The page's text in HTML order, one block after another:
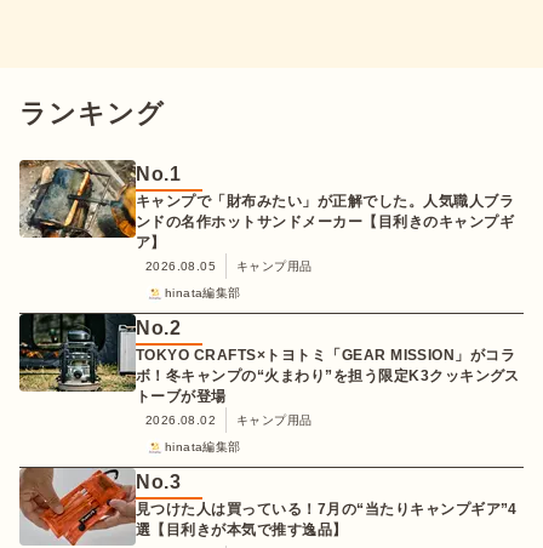
ランキング
No.1
キャンプで「財布みたい」が正解でした。人気職人ブラ
ンドの名作ホットサンドメーカー【目利きのキャンプギ
ア】
2026.08.05
キャンプ用品
hinata編集部
No.2
TOKYO CRAFTS×トヨトミ「GEAR MISSION」がコラ
ボ！冬キャンプの“火まわり”を担う限定K3クッキングス
トーブが登場
2026.08.02
キャンプ用品
hinata編集部
No.3
見つけた人は買っている！7月の“当たりキャンプギア”4
選【目利きが本気で推す逸品】